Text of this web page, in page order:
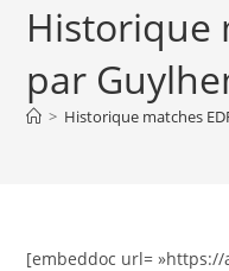
Historique
par
> Historique matches
[embeddoc url=